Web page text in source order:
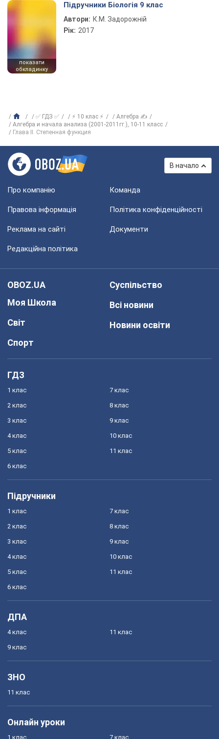
показати
обкладинку
Підручники Біологія 9 клас
Автори: К.М. Задорожній
Рік: 2017
✅ ГДЗ ✅ ⚡ 10 клас ⚡
Алгебра ✍
Алгебра и начала анализа (2001-2011гг.), 10-11 класс
Глава II. Степенная функция
В начало
Про компанію Команда
Правова інформація Політика конфіденційності
Реклама на сайті Документи
Редакційна політика
OBOZ.UA
Моя Школа
Світ
Спорт
Суспільство
Всі новини
Новини освіти
ГДЗ
1 клас
2 клас
3 клас
4 клас
5 клас
6 клас
7 клас
8 клас
9 клас
10 клас
11 клас
Підручники
1 клас
2 клас
3 клас
4 клас
5 клас
6 клас
7 клас
8 клас
9 клас
10 клас
11 клас
ДПА
4 клас
9 клас
11 клас
ЗНО
11 клас
Онлайн уроки
1 клас 7 клас